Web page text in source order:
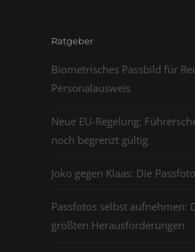
Ratgeber
Biometrisches Passbild für
Personalausweis
Neue EU-Regelung:
noch begrenzt gültig
Joko gegen Klaas: Die
Passfotos selbst aufnehmen:
größten Herausforderungen